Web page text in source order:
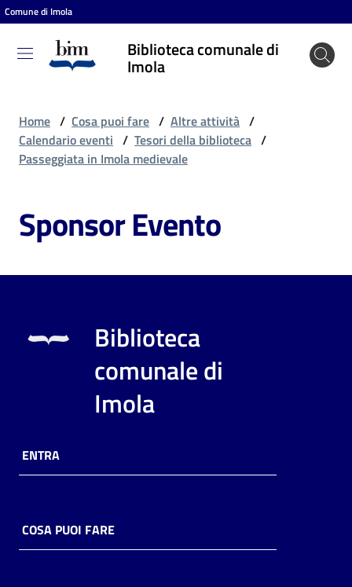
Vai al contenuto
Vai alla navigazione
Vai al footer
Comune di Imola
Biblioteca comunale di
Imola
Biblioteca
comunale
Cosa
fare
Scopri
online
Home / Cosa puoi fare / Altre attività /
Calendario eventi / Tesori della biblioteca /
Passeggiata in Imola medievale
Sponsor Evento
Biblioteca
comunale di
Imola
ENTRA
COSA PUOI FARE